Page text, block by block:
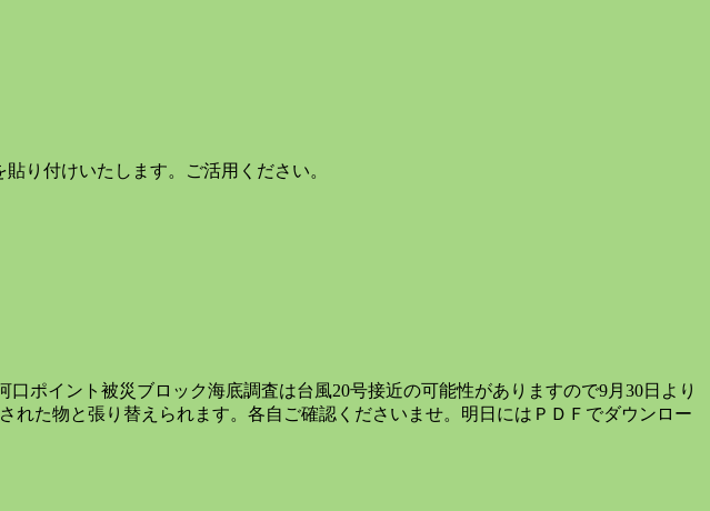
り付けいたします。ご活用ください。
ポイント被災ブロック海底調査は台風20号接近の可能性がありますので9月30日より
た物と張り替えられます。各自ご確認くださいませ。明日にはＰＤＦでダウンロー